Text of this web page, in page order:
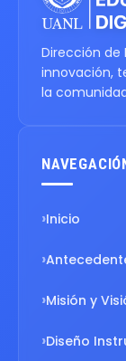
Dirección de
innovación,
la
Inicio
Misión y
Diseño